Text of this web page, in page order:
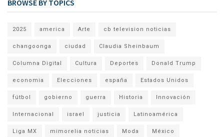
BROWSE BY TOPICS
2025 america Arte cb television noticias
changoonga ciudad Claudia Sheinbaum
Columna Digital Cultura Deportes Donald Trump
economia Elecciones españa Estados Unidos
fútbol gobierno guerra Historia Innovación
Internacional israel justicia Latinoamérica
Liga MX mimorelia noticias Moda México